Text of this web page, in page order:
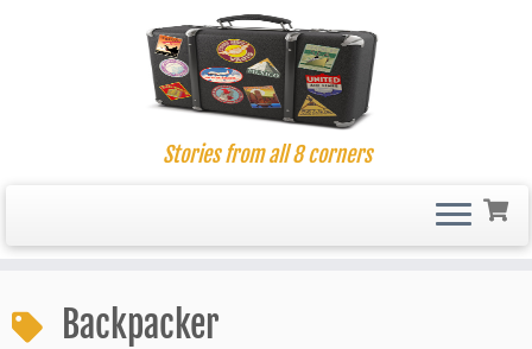
to
content
Stories from all 8 corners
Backpacker